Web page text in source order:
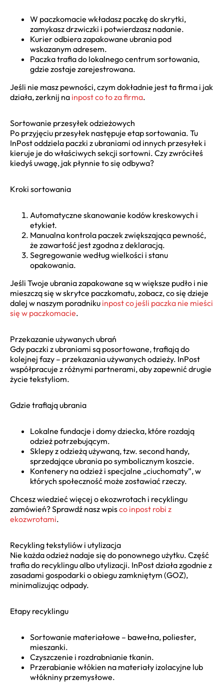
W paczkomacie wkładasz paczkę do skrytki,
zamykasz drzwiczki i potwierdzasz nadanie.
Kurier odbiera zapakowane ubrania pod
wskazanym adresem.
Paczka trafia do lokalnego centrum sortowania,
gdzie zostaje zarejestrowana.
Jeśli nie masz pewności, czym dokładnie jest ta firma i jak
działa, zerknij na inpost co to za firma.
Sortowanie przesyłek odzieżowych
Po przyjęciu przesyłek następuje etap sortowania. Tu
InPost oddziela paczki z ubraniami od innych przesyłek i
kieruje je do właściwych sekcji sortowni. Czy zwróciłeś
kiedyś uwagę, jak płynnie to się odbywa?
Kroki sortowania
Automatyczne skanowanie kodów kreskowych i
etykiet.
Manualna kontrola paczek zwiększająca pewność,
że zawartość jest zgodna z deklaracją.
Segregowanie według wielkości i stanu
opakowania.
Jeśli Twoje ubrania zapakowane są w większe pudło i nie
mieszczą się w skrytce paczkomatu, zobacz, co się dzieje
dalej w naszym poradniku inpost co jeśli paczka nie mieści
się w paczkomacie.
Przekazanie używanych ubrań
Gdy paczki z ubraniami są posortowane, trafiają do
kolejnej fazy – przekazania używanych odzieży. InPost
współpracuje z różnymi partnerami, aby zapewnić drugie
życie tekstyliom.
Gdzie trafiają ubrania
Lokalne fundacje i domy dziecka, które rozdają
odzież potrzebującym.
Sklepy z odzieżą używaną, tzw. second handy,
sprzedające ubrania po symbolicznym koszcie.
Kontenery na odzież i specjalne „ciuchomaty”, w
których społeczność może zostawiać rzeczy.
Chcesz wiedzieć więcej o ekozwrotach i recyklingu
zamówień? Sprawdź nasz wpisco inpost robi z
ekozwrotami.
Recykling tekstyliów i utylizacja
Nie każda odzież nadaje się do ponownego użytku. Część
trafia do recyklingu albo utylizacji. InPost działa zgodnie z
zasadami gospodarki o obiegu zamkniętym (GOZ),
minimalizując odpady.
Etapy recyklingu
Sortowanie materiałowe – bawełna, poliester,
mieszanki.
Czyszczenie i rozdrabnianie tkanin.
Przerabianie włókien na materiały izolacyjne lub
włókniny przemysłowe.